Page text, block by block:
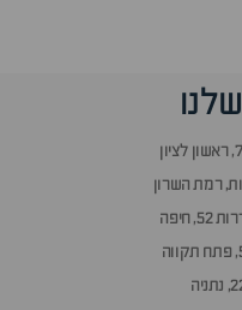
רמת השרון
חיפה